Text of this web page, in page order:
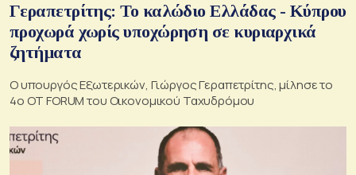
Γεραπετρίτης: Το καλώδιο Ελλάδας - Κύπρου
προχωρά χωρίς υποχώρηση σε κυριαρχικά
ζητήματα
Ο υπουργός Εξωτερικών, Γιώργος Γεραπετρίτης, μίλησε το
4ο ΟΤ FORUM του Οικονομικού Ταχυδρόμου